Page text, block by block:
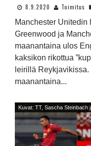
8.9.2020 Toimitus
Manchester Unitedin
Greenwood ja
maanantaina ulos
kaksikon rikottua
leirillä
maanantaina...
Kuvat: TT, Sascha Steinbach